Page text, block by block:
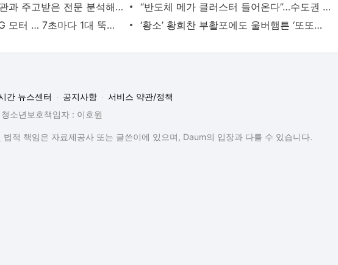
[단독] “해외 공관과 주고받은 전문 분석해줘”...외교부, 정부부처 처음으로 ‘AI 비서’ 도입 -
“반도체 메가 클러스터 들어온다”…수도권 남부 집값 ‘들썩’ - 매일경제
'가전의 심장' LG 모터 … 7초마다 1대 뚝딱 - 매일경제
‘황소’ 황희찬 부활포에도 울버햄튼 ‘또또또’ 울었다…‘그릴리시 미친’ 에버튼에 2-3 패
간 뉴스센터 공지사항
서비스 약관/정책
청소년보호책임자 : 이호원
적 책임은 자료제공사 또는 글쓴이에 있으며, Daum의 입장과 다를 수 있습니다.